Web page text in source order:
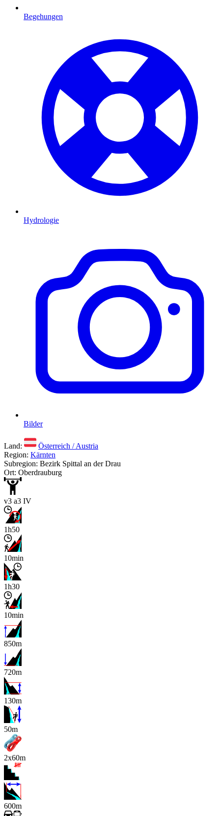
Begehungen
Hydrologie
Bilder
Land:
Österreich / Austria
Region: Kärnten
Subregion: Bezirk Spittal an der Drau
Ort: Oberdrauburg
v3 a3 IV
1h50
10min
1h30
10min
850m
720m
130m
x
50m
2x60m
600m